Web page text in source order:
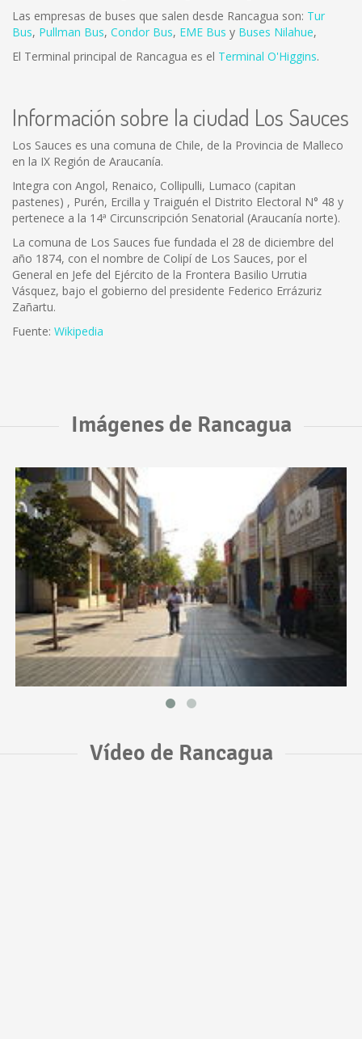
Las empresas de buses que salen desde Rancagua son: Tur
Bus, Pullman Bus, Condor Bus, EME Bus y Buses Nilahue,
El Terminal principal de Rancagua es el Terminal O'Higgins.
Información sobre la ciudad Los Sauces
Los Sauces es una comuna de Chile, de la Provincia de Malleco
en la IX Región de Araucanía.
Integra con Angol, Renaico, Collipulli, Lumaco (capitan
pastenes) , Purén, Ercilla y Traiguén el Distrito Electoral N° 48 y
pertenece a la 14ª Circunscripción Senatorial (Araucanía norte).
La comuna de Los Sauces fue fundada el 28 de diciembre del
año 1874, con el nombre de Colipí de Los Sauces, por el
General en Jefe del Ejército de la Frontera Basilio Urrutia
Vásquez, bajo el gobierno del presidente Federico Errázuriz
Zañartu.
Fuente: Wikipedia
Imágenes de Rancagua
Vídeo de Rancagua